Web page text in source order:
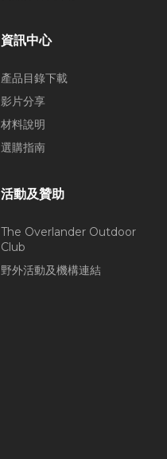
資訊中心
產品目錄下載
影片分享
材料說明
選購指南
活動及贊助
The Overlander Outdoor
Club
野外活動及機構連結